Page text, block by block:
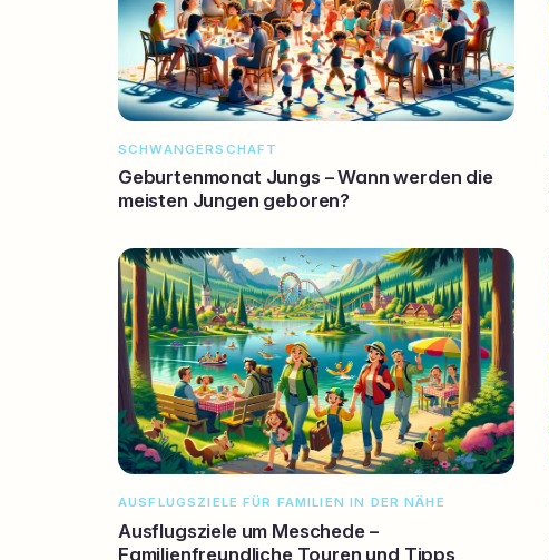
SCHWANGERSCHAFT
Geburtenmonat Jungs – Wann werden die
meisten Jungen geboren?
AUSFLUGSZIELE FÜR FAMILIEN IN DER NÄHE
Ausflugsziele um Meschede –
Familienfreundliche Touren und Tipps